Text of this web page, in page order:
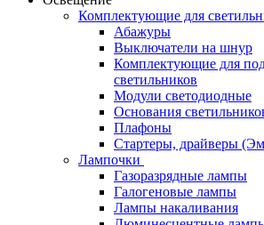
Комплектующие для
Абажуры
Выключатели на шнур
Комплектующие для
светильников
Модули светодиодные
Основания
Плафоны
Стартеры, драйверы
Лампочки
Газоразрядные лампы
Галогеновые лампы
Лампы накаливания